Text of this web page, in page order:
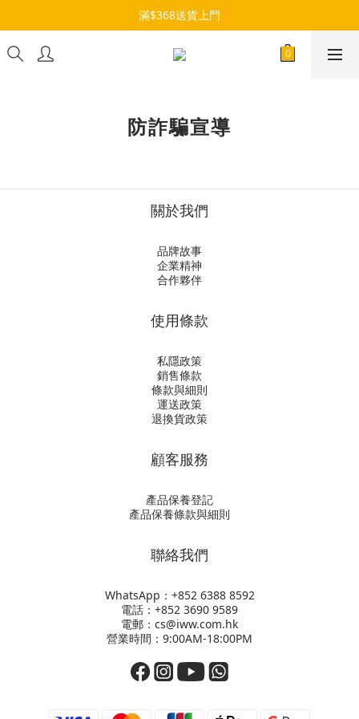
滿$368送貨上門
防詐騙宣導
關於我們
品牌故事
企業精神
合作夥伴
使用條款
私隱政策
銷售條款
條款與細則
運送政策
退換貨政策
顧客服務
產品保養登記
產品保養條款與細則
聯絡我們
WhatsApp：+852 6388 8592
電話：+852 3690 9589
電郵：cs@iww.com.hk
營業時間：9:00AM-18:00PM